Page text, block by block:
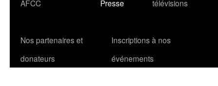
AFCC
Presse
télévisions
Nos partenaires et
donateurs
Inscriptions à nos
événements